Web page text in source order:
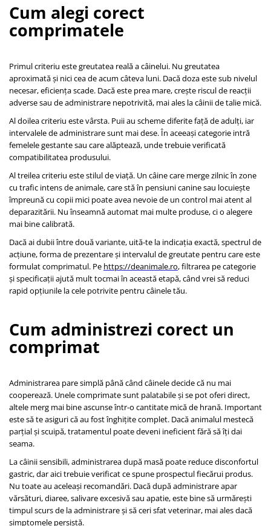
Cum alegi corect
comprimatele
Primul criteriu este greutatea reală a câinelui. Nu greutatea
aproximată și nici cea de acum câteva luni. Dacă doza este sub nivelul
necesar, eficiența scade. Dacă este prea mare, crește riscul de reacții
adverse sau de administrare nepotrivită, mai ales la câinii de talie mică.
Al doilea criteriu este vârsta. Puii au scheme diferite față de adulți, iar
intervalele de administrare sunt mai dese. În aceeași categorie intră
femelele gestante sau care alăptează, unde trebuie verificată
compatibilitatea produsului.
Al treilea criteriu este stilul de viață. Un câine care merge zilnic în zone
cu trafic intens de animale, care stă în pensiuni canine sau locuiește
împreună cu copii mici poate avea nevoie de un control mai atent al
deparazitării. Nu înseamnă automat mai multe produse, ci o alegere
mai bine calibrată.
Dacă ai dubii între două variante, uită-te la indicația exactă, spectrul de
acțiune, forma de prezentare și intervalul de greutate pentru care este
formulat comprimatul. Pe https://deanimale.ro, filtrarea pe categorie
și specificații ajută mult tocmai în această etapă, când vrei să reduci
rapid opțiunile la cele potrivite pentru câinele tău.
Cum administrezi corect un
comprimat
Administrarea pare simplă până când câinele decide că nu mai
cooperează. Unele comprimate sunt palatabile și se pot oferi direct,
altele merg mai bine ascunse într-o cantitate mică de hrană. Important
este să te asiguri că au fost înghițite complet. Dacă animalul mestecă
parțial și scuipă, tratamentul poate deveni ineficient fără să îți dai
seama.
La câinii sensibili, administrarea după masă poate reduce disconfortul
gastric, dar aici trebuie verificat ce spune prospectul fiecărui produs.
Nu toate au aceleași recomandări. Dacă după administrare apar
vărsături, diaree, salivare excesivă sau apatie, este bine să urmărești
timpul scurs de la administrare și să ceri sfat veterinar, mai ales dacă
simptomele persistă.